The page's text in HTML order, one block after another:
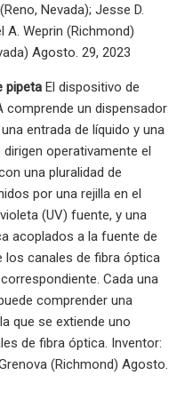
Nevada); Jesse D.
A. Weprin (Richmond)
Agosto. 29, 2023
pipeta El dispositivo de
comprende un dispensador
entrada de líquido y una
operativamente el
una pluralidad de
por una rejilla en el
(UV) fuente, y una
acoplados a la fuente de
los canales de fibra óptica
Cada una
comprender una
que se extiende uno
de fibra óptica. Inventor:
(Richmond) Agosto.